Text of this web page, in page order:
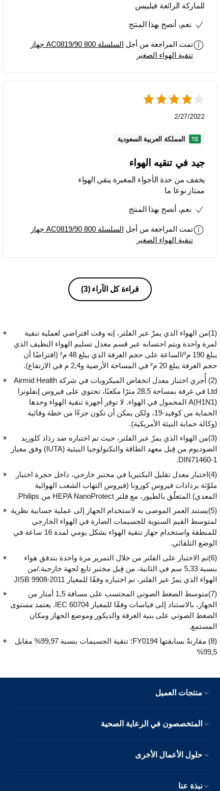
للماركة الرائعة فيليبس
نعم، أنصح بهذا المنتج
تمت المراجعة من أجل
السلسلة 800 AC0819/90 جهاز
تنقية الهواء الصغير
2/27/2022
المملكة العربية السعودية
جيد في تنقيه الهواء
يخفف من حدة الأجواء المغبرة ينقي الهواء
ممتاز نوعا ما
نعم، أنصح بهذا المنتج
تمت المراجعة من أجل
السلسلة 800 AC0819/90 جهاز
تنقية الهواء الصغير
قراءة كل الآراء(3)
(1)من الهواء الذي يمرّ عبر الفلتر، إنه وقت افتراضي لعملية تنقية
لمرة واحدة ويتم احتسابه عبر قسم معدل تسليم الهواء النظيف الذي
يبلغ 190 م³/الساعة على حجم الغرفة الذي يبلغ 48 م² (افتراضًا أن
حجم الغرفة يبلغ 20 م² في المساحة الأرضية و2,4 م في الارتفاع).
(2) أُجري اختبار معدل انخفاض الميكروبات في شركة Airmid Health
Ltd في غرفة بمساحة 28,5 مترًا مكعبًا، تحتوي على فيروس إنفلونزا
A(H1N1) المحمول في الهواء. لا توفر أجهزة تنقية الهواء وحدها
الحماية من كوفيد-19، ولكن يمكن أن تكون جزءًا من خطة وقائية
(وكالة حماية البيئة الأمريكية).
(3)من الهواء الذي يمرّ عبر الفلتر، حيث تم اختباره ضد رذاذ كلوريد
الصوديوم من قِبل معهد الطاقة والتكنولوجيا البيئية (IUTA) وفق معيار
DIN71460-1.
(4)اختبار معدل تقليل البكتيريا في مختبر خارجي، داخل حجرة اختبار
ملوّثة برذاذات فيروس كورونا (فيروس التهاب الشعب الهوائية
المعدي) المتعلّق بالطيور، مع فلتر HEPA NanoProtect من Philips.
(5)يستند العمر الموصى به لاستخدام الجهاز إلى عملية حسابية نظرية
لمتوسط القيم السنوية للجسيمات الضارة في الهواء الخارجي
للمنطقة واستخدام جهاز تنقية الهواء بشكل يومي لمدة 16 ساعة في
الوضع التلقائي.
(6)تم الاختبار على الفلتر من خلال التمرير مرة واحدة بتدفق هواء
بنسبة 5,33 سم في الثانية، من قِبل مختبر تابع لجهة خارجية./من
الهواء الذي يمرّ عبر الفلتر، تم اختباره وفقًا للمعيار JISB 9908-2011
(7)متوسط الضغط الصوتي المحتسب على مسافة 1,5 أمتار من
الجهاز، بالاستناد إلى قياسات وفقًا للمعيار IEC 60704. يعتمد مستوى
الضغط الصوتي على بنية الغرفة والديكور وموضع الجهاز ومكان
المستمع.
(8) مقارنةً بسابقتها FY0194؛ تنقية الجسيمات بنسبة 99,97% مقابل
99,5%
منتجات العميل
المتخصصون في الرعاية الصحية
حلول الأعمال الأخرى
نبذة عنا